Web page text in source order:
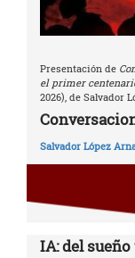
Presentación de
el primer
2026), de Salvador
Salvador López
IA: del